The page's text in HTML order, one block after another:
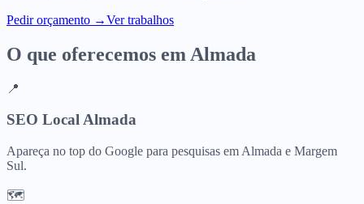
Pedir orçamento →Ver trabalhos
O que oferecemos em Almada
📍
SEO Local Almada
Apareça no top do Google para pesquisas em Almada e Margem
Sul.
🗺️